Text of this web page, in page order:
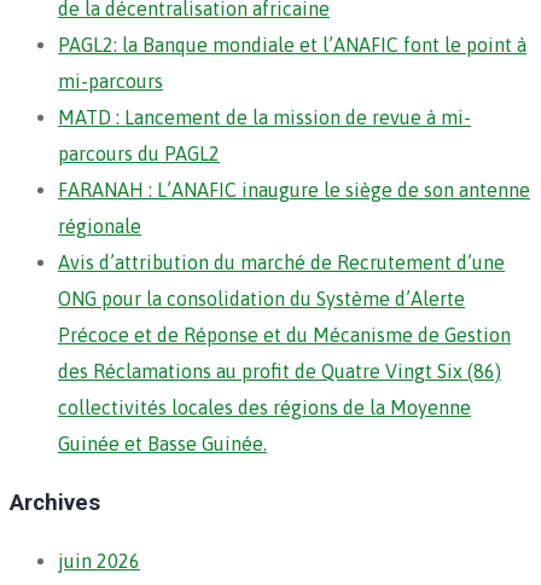
de la décentralisation africaine
PAGL2: la Banque mondiale et l’ANAFIC font le point à
mi-parcours
MATD : Lancement de la mission de revue à mi-
parcours du PAGL2
FARANAH : L’ANAFIC inaugure le siège de son antenne
régionale
Avis d’attribution du marché de Recrutement d’une
ONG pour la consolidation du Système d’Alerte
Précoce et de Réponse et du Mécanisme de Gestion
des Réclamations au profit de Quatre Vingt Six (86)
collectivités locales des régions de la Moyenne
Guinée et Basse Guinée.
Archives
juin 2026